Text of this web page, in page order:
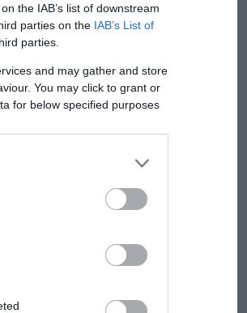
the IAB’s list of downstream
parties on the IAB’s List of
parties.
and may gather and store
You may click to grant or
for below specified purposes
a
csak